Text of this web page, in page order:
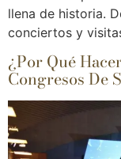
llena de historia.
conciertos y
¿Por Qué
Congresos De